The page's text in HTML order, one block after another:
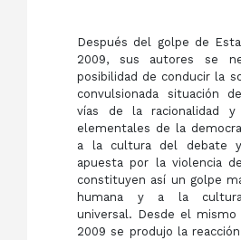
Después del golpe de
2009, sus autores se
posibilidad de conducir la
convulsionada situación
vías de la racionalidad
elementales de la
a la cultura del debate
apuesta por la violencia
constituyen así un golpe
humana y a la cultura
universal. Desde el
2009 se produjo la